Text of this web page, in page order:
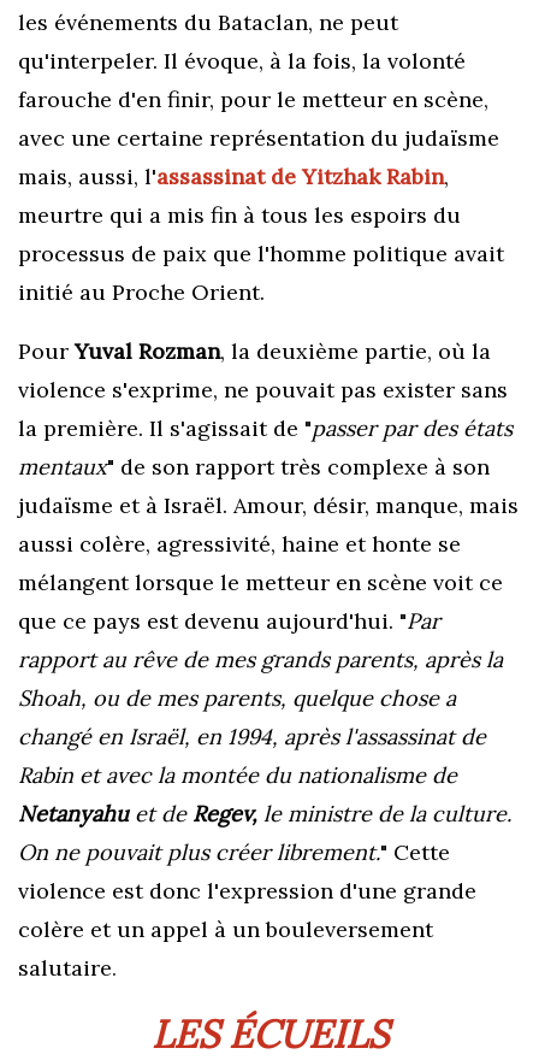
les événements du Bataclan, ne peut
qu'interpeler. Il évoque, à la fois, la volonté
farouche d'en finir, pour le metteur en scène,
avec une certaine représentation du judaïsme
mais, aussi, l'assassinat de Yitzhak Rabin,
meurtre qui a mis fin à tous les espoirs du
processus de paix que l'homme politique avait
initié au Proche Orient.
PourYuval Rozman, la deuxième partie, où la
violence s'exprime, ne pouvait pas exister sans
la première. Il s'agissait de "passer par des états
mentaux" de son rapport très complexe à son
judaïsme et à Israël. Amour, désir, manque, mais
aussi colère, agressivité, haine et honte se
mélangent lorsque le metteur en scène voit ce
que ce pays est devenu aujourd'hui. "Par
rapport au rêve de mes grands parents, après la
Shoah, ou de mes parents, quelque chose a
changé en Israël, en 1994, après l'assassinat de
Rabin et avec la montée du nationalisme de
Netanyahuet de Regev, le ministre de la culture.
On ne pouvait plus créer librement." Cette
violence est donc l'expression d'une grande
colère et un appel à un bouleversement
salutaire.
LES ÉCUEILS